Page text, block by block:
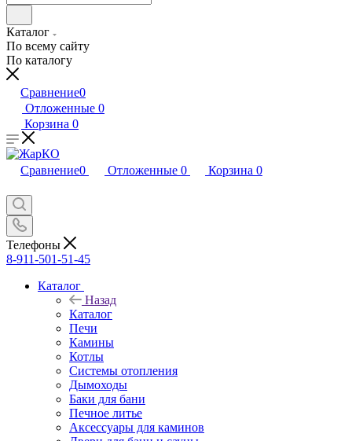
Каталог
По всему сайту
По каталогу
Сравнение0
Отложенные 0
Корзина 0
Сравнение0 Отложенные 0 Корзина 0
Телефоны
8-911-501-51-45
Каталог
Назад
Каталог
Печи
Камины
Котлы
Системы отопления
Дымоходы
Баки для бани
Печное литье
Аксессуары для каминов